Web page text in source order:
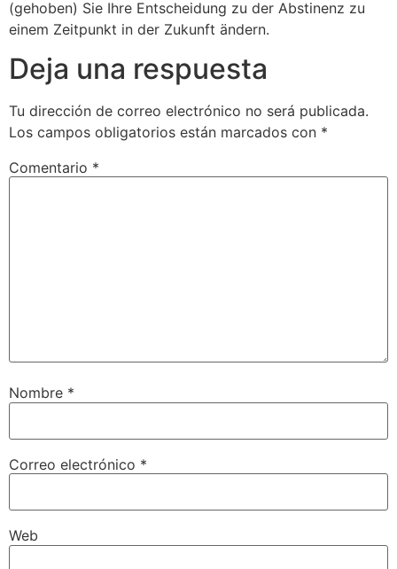
(gehoben) Sie Ihre Entscheidung zu der Abstinenz zu
einem Zeitpunkt in der Zukunft ändern.
Deja una respuesta
Tu dirección de correo electrónico no será publicada.
Los campos obligatorios están marcados con *
Comentario *
Nombre *
Correo electrónico *
Web